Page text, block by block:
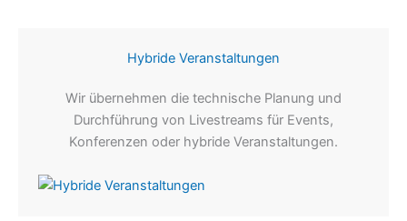
Hybride Veranstaltungen
Wir übernehmen die technische Planung und
Durchführung von Livestreams für Events,
Konferenzen oder hybride Veranstaltungen.